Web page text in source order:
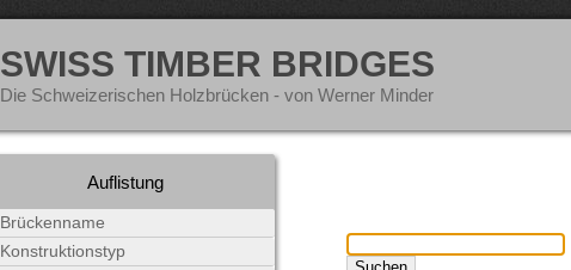
SWISS TIMBER BRIDGES
Die Schweizerischen Holzbrücken - von Werner Minder
Auflistung
Brückenname
Konstruktionstyp